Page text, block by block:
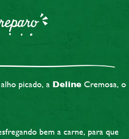
picado, a DelineCremosa, o
bem a carne, para que